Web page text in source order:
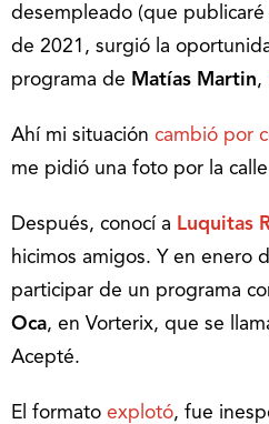
desempleado (que
de 2021, surgió la
programa de Matías Martin,
Ahí mi situación cambió por
me pidió una foto por la
Después, conocí a Luquitas
hicimos amigos. Y en enero
participar de un programa
Oca, en Vorterix, que se
Acepté.
El formato explotó, fue